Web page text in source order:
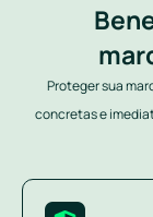
Proteger sua
concretas e